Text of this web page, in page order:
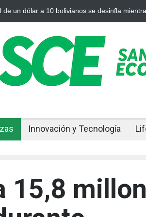
desinfla mientras el mercado marca
Innovación y Tecnología
15,8